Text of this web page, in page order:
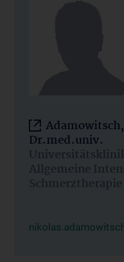
Dr.med.univ.
Allgemeine
Schmerztherapie